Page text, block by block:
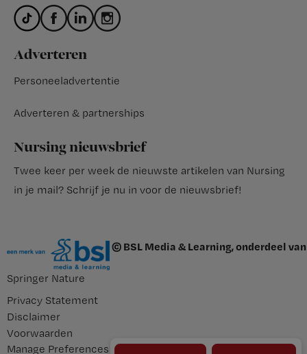
Adverteren
Personeeladvertentie
Adverteren & partnerships
Nursing nieuwsbrief
Twee keer per week de nieuwste artikelen van Nursing
in je mail? Schrijf je nu in voor de nieuwsbrief!
© BSL Media & Learning, onderdeel van
Springer Nature
Privacy Statement
Disclaimer
Voorwaarden
Manage Preferences